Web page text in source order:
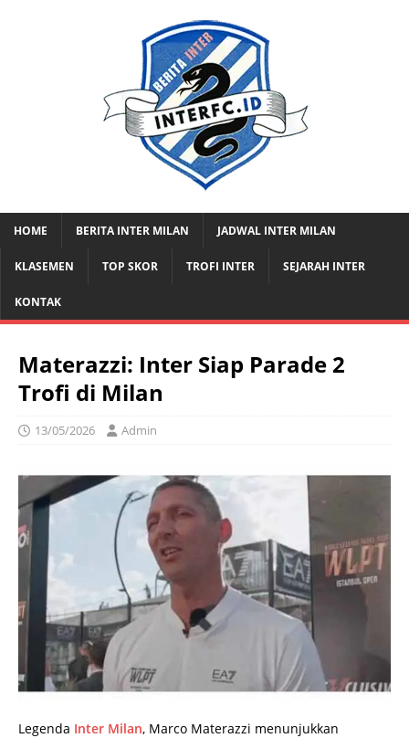
HOME BERITA INTER MILAN JADWAL INTER MILAN
KLASEMEN TOP SKOR TROFI INTER SEJARAH INTER
KONTAK
Materazzi: Inter Siap Parade 2
Trofi di Milan
13/05/2026 Admin
Legenda Inter Milan, Marco Materazzi menunjukkan